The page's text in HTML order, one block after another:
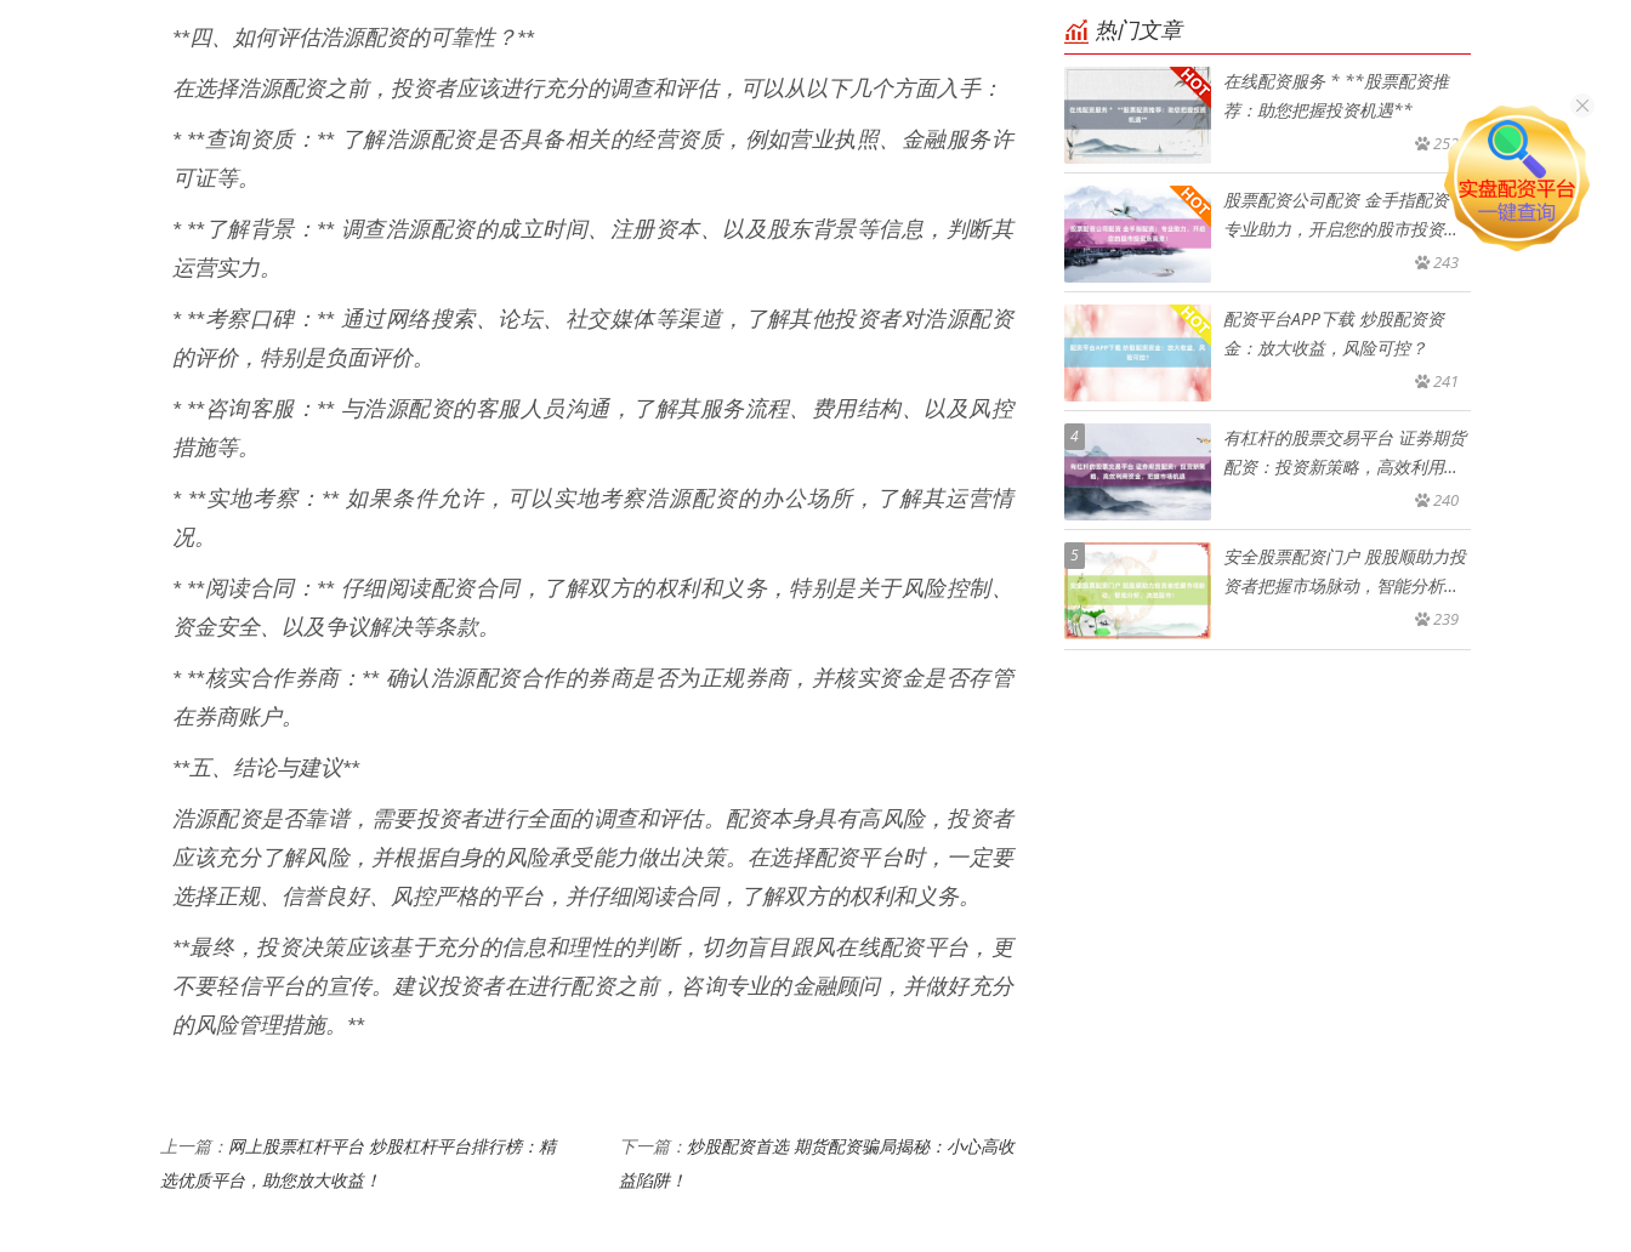
**四、如何评估浩源配资的可靠性？**
在选择浩源配资之前，投资者应该进行充分的调查和评估，可以从以下几个方面入手：
* **查询资质：** 了解浩源配资是否具备相关的经营资质，例如营业执照、金融服务许
可证等。
* **了解背景：** 调查浩源配资的成立时间、注册资本、以及股东背景等信息，判断其
运营实力。
* **考察口碑：** 通过网络搜索、论坛、社交媒体等渠道，了解其他投资者对浩源配资
的评价，特别是负面评价。
* **咨询客服：** 与浩源配资的客服人员沟通，了解其服务流程、费用结构、以及风控
措施等。
* **实地考察：** 如果条件允许，可以实地考察浩源配资的办公场所，了解其运营情
况。
* **阅读合同：** 仔细阅读配资合同，了解双方的权利和义务，特别是关于风险控制、
资金安全、以及争议解决等条款。
* **核实合作券商：** 确认浩源配资合作的券商是否为正规券商，并核实资金是否存管
在券商账户。
**五、结论与建议**
浩源配资是否靠谱，需要投资者进行全面的调查和评估。配资本身具有高风险，投资者
应该充分了解风险，并根据自身的风险承受能力做出决策。在选择配资平台时，一定要
选择正规、信誉良好、风控严格的平台，并仔细阅读合同，了解双方的权利和义务。
**最终，投资决策应该基于充分的信息和理性的判断，切勿盲目跟风在线配资平台，更
不要轻信平台的宣传。建议投资者在进行配资之前，咨询专业的金融顾问，并做好充分
的风险管理措施。**
上一篇： 网上股票杠杆平台 炒股杠杆平台排行榜：精
选优质平台，助您放大收益！
下一篇： 炒股配资首选 期货配资骗局揭秘：小心高收
益陷阱！
热门文章
在线配资服务 * **股票配资推
荐：助您把握投资机遇**
252
股票配资公司配资 金手指配资：
专业助力，开启您的股市投资新
243
配资平台APP下载 炒股配资资
金：放大收益，风险可控？
241
4
有杠杆的股票交易平台 证劵期货
配资：投资新策略，高效利用资
240
5
安全股票配资门户 股股顺助力投
资者把握市场脉动，智能分析，
239